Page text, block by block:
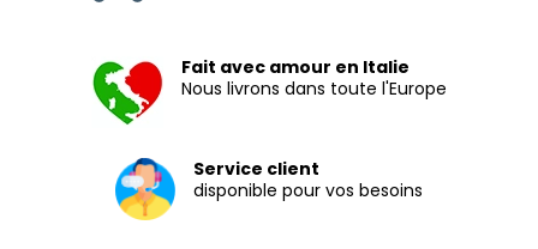
Fait avec amour en Italie
Nous livrons dans toute l'Europe
Service client
disponible pour vos besoins